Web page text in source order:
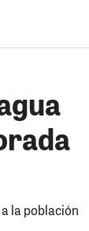
la población